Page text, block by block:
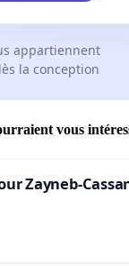
appartiennent
la conception
vous
Zayneb-